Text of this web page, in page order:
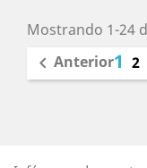
Mostrando 1-24
 Anterior1 2